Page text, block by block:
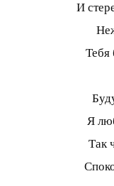
И
Тебя
Я
Так